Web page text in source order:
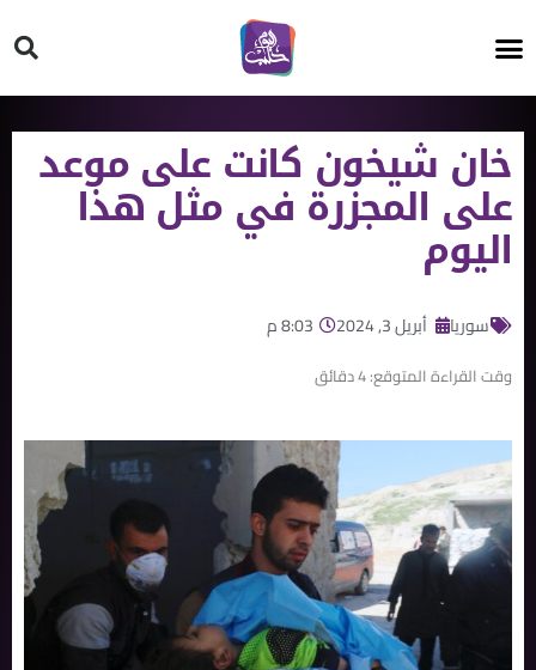
خان شيخون كانت على موعد
على المجزرة في مثل هذا
اليوم
سوريا أبريل 3, 2024 8:03 م
وقت القراءة المتوقع:4دقائق